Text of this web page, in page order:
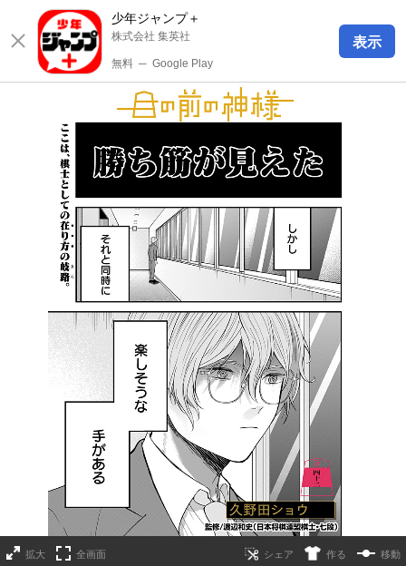
少年ジャンプ＋
株式会社 集英社
無料 ─ Google Play
表示
拡大 全画面 作る 移動